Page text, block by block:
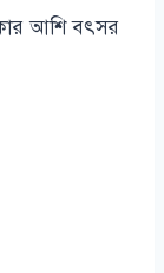
আশি বৎসর